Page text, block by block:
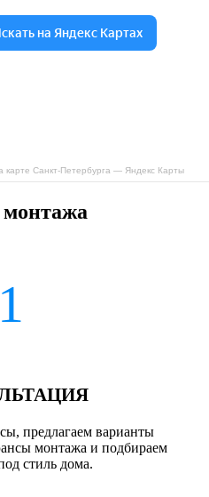
карте Санкт‑Петербурга — Яндекс Карты
1
предлагаем варианты
монтажа и подбираем
стиль дома.